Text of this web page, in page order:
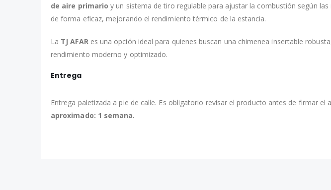
de aire primario y un sistema de tiro regulable para ajustar la combustión según
de forma eficaz, mejorando el rendimiento térmico de la estancia.
La TJ AFARes una opción ideal para quienes buscan una chimenea insertable
rendimiento moderno y optimizado.
Entrega
Entrega paletizada a pie de calle. Es obligatorio revisar el producto antes de firmar
aproximado: 1 semana.